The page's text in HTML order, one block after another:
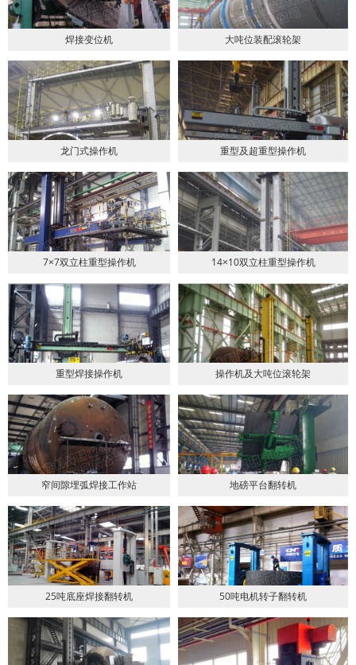
焊接变位机 大吨位装配滚轮架
龙门式操作机 重型及超重型操作机
7×7双立柱重型操作机 14×10双立柱重型操作机
重型焊接操作机 操作机及大吨位滚轮架
窄间隙埋弧焊接工作站 地磅平台翻转机
25吨底座焊接翻转机 50吨电机转子翻转机